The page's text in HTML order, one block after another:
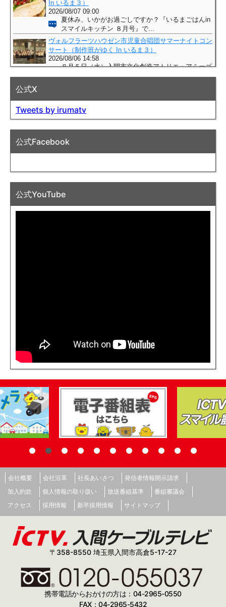
公式X
Tweets by irumatv
公式Facebook
公式YouTube
会社概要 会社沿革 社長あいさつ
発信者情報開示請求
加入約款
個人情報の取り扱い 放送番組基準
番組審議会
アクセス
採用情報 新卒採用情報 サイトマップ
〒358-8550 埼玉県入間市高倉5-17-27
携帯電話からおかけの方は：04-2965-0550
FAX：04-2965-5432